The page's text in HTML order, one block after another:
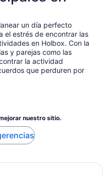
un día perfecto
el estrés de encontrar las
en Holbox. Con la
y parejas como las
la actividad
que perduren por
nuestro sitio.